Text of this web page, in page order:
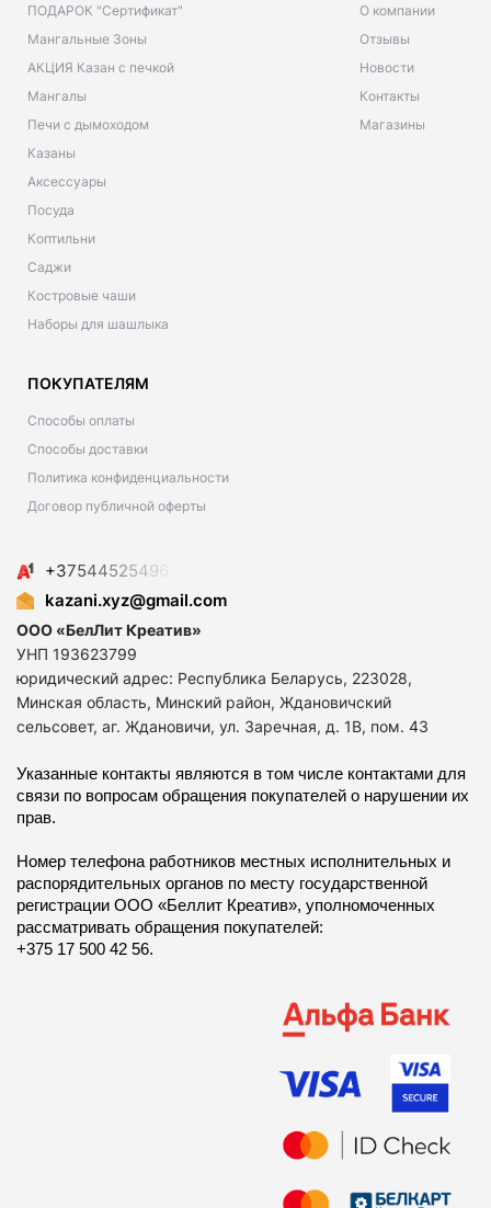
ПОДАРОК "Сертификат"
Мангальные Зоны
АКЦИЯ Казан с печкой
Мангалы
Печи с дымоходом
Казаны
Аксессуары
Посуда
Коптильни
Саджи
Костровые чаши
Наборы для шашлыка
О компании
Отзывы
Новости
Контакты
Магазины
ПОКУПАТЕЛЯМ
Способы оплаты
Способы доставки
Политика конфиденциальности
Договор публичной оферты
+3754452549
kazani.xyz@gmail.com
ООО «БелЛит Креатив»
УНП 193623799
юридический адрес: Республика Беларусь, 223028,
Минская область, Минский район, Ждановичский
сельсовет, аг. Ждановичи, ул. Заречная, д. 1В, пом. 43
Указанные контакты являются в том числе контактами для
связи по вопросам обращения покупателей о нарушении их
прав.
Номер телефона работников местных исполнительных и
распорядительных органов по месту государственной
регистрации ООО «Беллит Креатив», уполномоченных
рассматривать обращения покупателей:
+375 17 500 42 56.